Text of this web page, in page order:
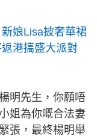
娘Lisa披奢華裙
港搞盛大派對
明先生，你願唔
姐為你嘅合法妻
張，最終楊明舉